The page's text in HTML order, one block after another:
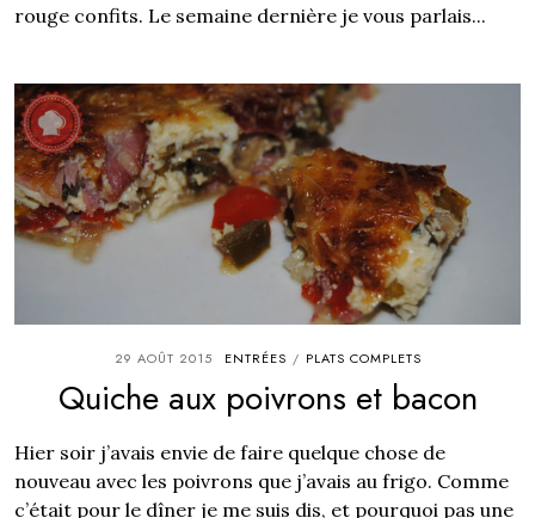
rouge confits. Le semaine dernière je vous parlais...
29 AOÛT 2015 ENTRÉES / PLATS COMPLETS
Quiche aux poivrons et bacon
Hier soir j’avais envie de faire quelque chose de
nouveau avec les poivrons que j’avais au frigo. Comme
c’était pour le dîner je me suis dis, et pourquoi pas une